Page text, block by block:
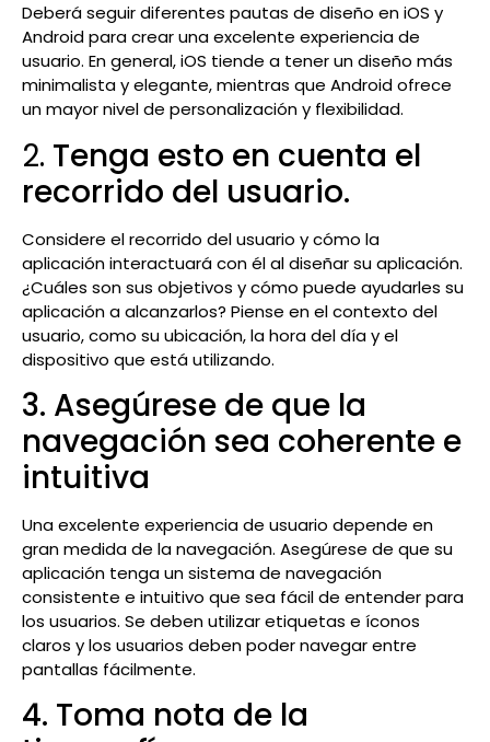
Deberá seguir diferentes pautas de diseño en iOS y
Android para crear una excelente experiencia de
usuario. En general, iOS tiende a tener un diseño más
minimalista y elegante, mientras que Android ofrece
un mayor nivel de personalización y flexibilidad.
2. Tenga esto en cuenta el
recorrido del usuario.
Considere el recorrido del usuario y cómo la
aplicación interactuará con él al diseñar su aplicación.
¿Cuáles son sus objetivos y cómo puede ayudarles su
aplicación a alcanzarlos? Piense en el contexto del
usuario, como su ubicación, la hora del día y el
dispositivo que está utilizando.
3. Asegúrese de que la
navegación sea coherente e
intuitiva
Una excelente experiencia de usuario depende en
gran medida de la navegación. Asegúrese de que su
aplicación tenga un sistema de navegación
consistente e intuitivo que sea fácil de entender para
los usuarios. Se deben utilizar etiquetas e íconos
claros y los usuarios deben poder navegar entre
pantallas fácilmente.
4. Toma nota de la